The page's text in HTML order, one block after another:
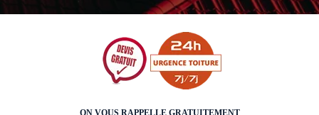
ON VOUS RAPPELLE GRATUITEMENT